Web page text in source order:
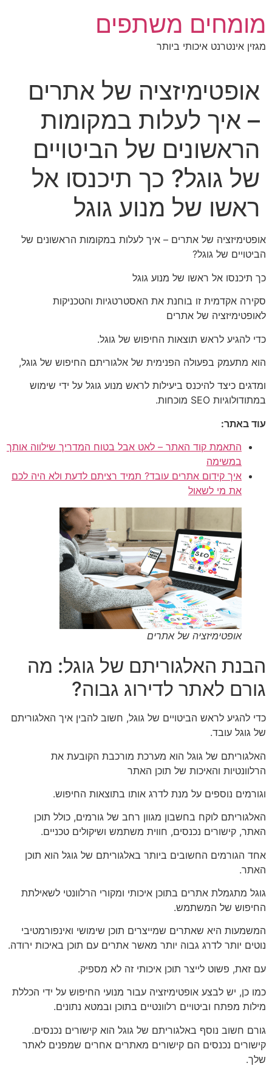
לתוכן
מומחים משתפים
מגזין אינטרנט איכותי ביותר
אופטימיזציה של אתרים
– איך לעלות במקומות
הראשונים של הביטויים
של גוגל? כך תיכנסו אל
ראשו של מנוע גוגל
אופטימיזציה של אתרים – איך לעלות במקומות הראשונים של
הביטויים של גוגל?
כך תיכנסו אל ראשו של מנוע גוגל
סקירה אקדמית זו בוחנת את האסטרטגיות והטכניקות
לאופטימיזציה של אתרים
כדי להגיע לראש תוצאות החיפוש של גוגל.
הוא מתעמק בפעולה הפנימית של אלגוריתם החיפוש של גוגל,
ומדגים כיצד להיכנס ביעילות לראש מנוע גוגל על ידי שימוש
במתודולוגיות SEO מוכחות.
עוד באתר:
התאמת קוד האתר – לאט אבל בטוח המדריך שילווה אותך
במשימה
איך קידום אתרים עובד? תמיד רציתם לדעת ולא היה לכם
את מי לשאול
אופטימיזציה של אתרים
הבנת האלגוריתם של גוגל: מה
גורם לאתר לדירוג גבוה?
כדי להגיע לראש הביטויים של גוגל, חשוב להבין איך האלגוריתם
של גוגל עובד.
האלגוריתם של גוגל הוא מערכת מורכבת הקובעת את
הרלוונטיות והאיכות של תוכן האתר
וגורמים נוספים על מנת לדרג אותו בתוצאות החיפוש.
האלגוריתם לוקח בחשבון מגוון רחב של גורמים, כולל תוכן
האתר, קישורים נכנסים, חווית משתמש ושיקולים טכניים.
אחד הגורמים החשובים ביותר באלגוריתם של גוגל הוא תוכן
האתר.
גוגל מתגמלת אתרים בתוכן איכותי ומקורי הרלוונטי לשאילתת
החיפוש של המשתמש.
המשמעות היא שאתרים שמייצרים תוכן שימושי ואינפורמטיבי
נוטים יותר לדרג גבוה יותר מאשר אתרים עם תוכן באיכות ירודה.
עם זאת, פשוט לייצר תוכן איכותי זה לא מספיק.
כמו כן, יש לבצע אופטימיזציה עבור מנועי החיפוש על ידי הכללת
מילות מפתח וביטויים רלוונטיים בתוכן ובמטא נתונים.
גורם חשוב נוסף באלגוריתם של גוגל הוא קישורים נכנסים.
קישורים נכנסים הם קישורים מאתרים אחרים שמפנים לאתר
שלך.